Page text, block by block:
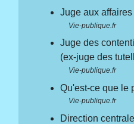
Juge aux
Vie-publique.fr
Juge des
(ex-juge des
Vie-publique.fr
Qu'est-ce que le
Vie-publique.fr
Direction